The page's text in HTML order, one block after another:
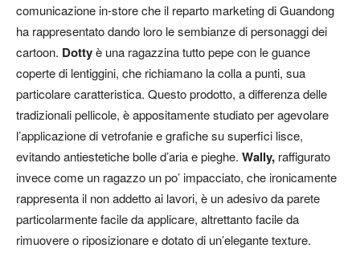
comunicazione in-store che il reparto marketing di Guandong
ha rappresentato dando loro le sembianze di personaggi dei
cartoon. Dottyè una ragazzina tutto pepe con le guance
coperte di lentiggini, che richiamano la colla a punti, sua
particolare caratteristica. Questo prodotto, a differenza delle
tradizionali pellicole, è appositamente studiato per agevolare
l’applicazione di vetrofanie e grafiche su superfici lisce,
evitando antiestetiche bolle d’aria e pieghe. Wally, raffigurato
invece come un ragazzo un po’ impacciato, che ironicamente
rappresenta il non addetto ai lavori, è un adesivo da parete
particolarmente facile da applicare, altrettanto facile da
rimuovere o riposizionare e dotato di un’elegante texture.